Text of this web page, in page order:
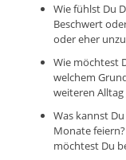
Wie fühlst Du
Beschwert
oder eher
Wie möchtest
welchem
weiteren Alltag
Was kannst
Monate
möchtest Du